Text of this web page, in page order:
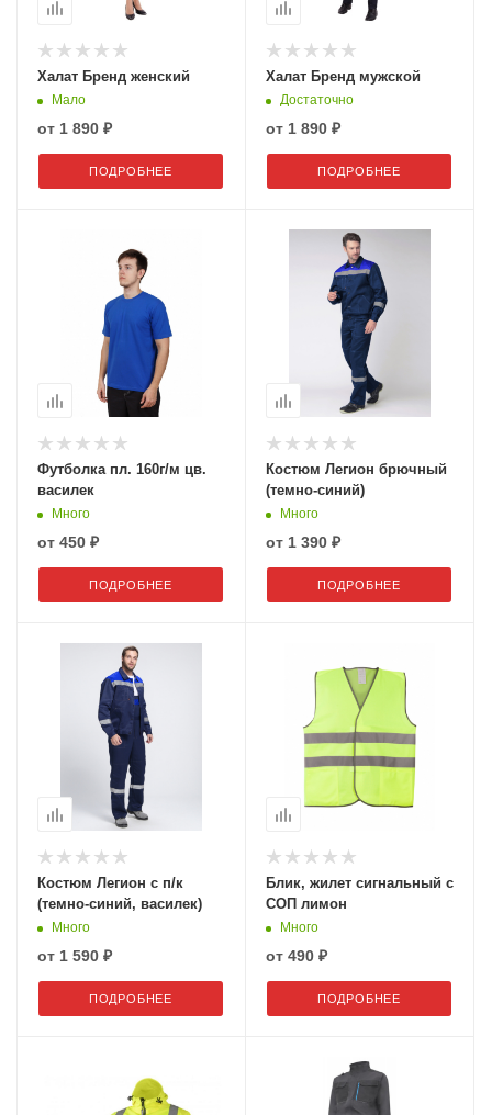
Халат Бренд женский
Мало
от 1 890 ₽
ПОДРОБНЕЕ
Халат Бренд мужской
Достаточно
от 1 890 ₽
ПОДРОБНЕЕ
Футболка пл. 160г/м цв.
василек
Много
от 450 ₽
ПОДРОБНЕЕ
Костюм Легион брючный
(темно-синий)
Много
от 1 390 ₽
ПОДРОБНЕЕ
Костюм Легион с п/к
(темно-синий, василек)
Много
от 1 590 ₽
ПОДРОБНЕЕ
Блик, жилет сигнальный с
СОП лимон
Много
от 490 ₽
ПОДРОБНЕЕ